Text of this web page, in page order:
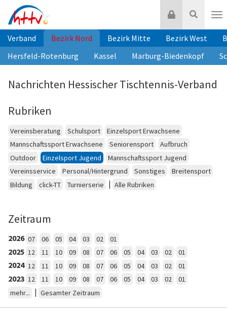
Inhalt
springen
Suche
Login
Verband Bezirk Nord Bezirk Mitte Bezirk West
Hersfeld-Rotenburg
Kassel Marburg-Biedenkopf
Nachrichten Hessischer Tischtennis-Verband
Rubriken
Vereinsberatung Schulsport
Einzelsport Erwachsene
Mannschaftssport Erwachsene
Seniorensport
Aufbruch
Outdoor
Einzelsport Jugend
Mannschaftssport Jugend
Vereinsservice
Personal/Hintergrund Sonstiges
Breitensport
Bildung
click-TT Turnierserie | Alle Rubriken
Zeitraum
2026 07 06 05 04 03 02 01
2025 12 11 10 09 08 07 06 05 04 03 02 01
2024 12 11 10 09 08 07 06 05 04 03 02 01
2023 12 11 10 09 08 07 06 05 04 03 02
01
mehr...
| Gesamter Zeitraum